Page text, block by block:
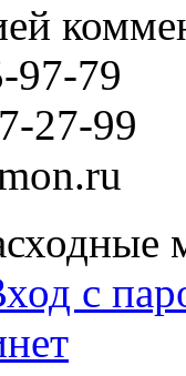
97-79
27-99
с